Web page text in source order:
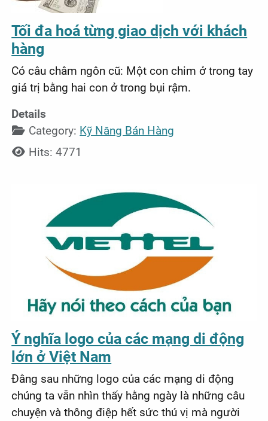
Tối đa hoá từng giao dịch với khách
hàng
Có câu châm ngôn cũ: Một con chim ở trong tay
giá trị bằng hai con ở trong bụi rậm.
Details
Category: Kỹ Năng Bán Hàng
Hits: 4771
Ý nghĩa logo của các mạng di động
lớn ở Việt Nam
Đằng sau những logo của các mạng di động
chúng ta vẫn nhìn thấy hằng ngày là những câu
chuyện và thông điệp hết sức thú vị mà người